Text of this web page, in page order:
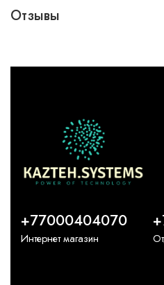
Отзывы
+77000404070
Интернет магазин